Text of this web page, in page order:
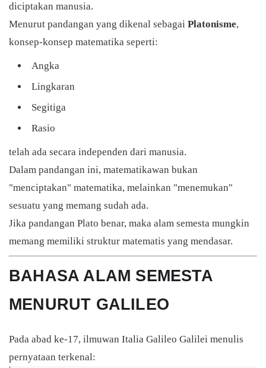
diciptakan manusia.
Menurut pandangan yang dikenal sebagai Platonisme,
konsep-konsep matematika seperti:
Angka
Lingkaran
Segitiga
Rasio
telah ada secara independen dari manusia.
Dalam pandangan ini, matematikawan bukan
"menciptakan" matematika, melainkan "menemukan"
sesuatu yang memang sudah ada.
Jika pandangan Plato benar, maka alam semesta mungkin
memang memiliki struktur matematis yang mendasar.
BAHASA ALAM SEMESTA
MENURUT GALILEO
Pada abad ke-17, ilmuwan Italia Galileo Galilei menulis
pernyataan terkenal: